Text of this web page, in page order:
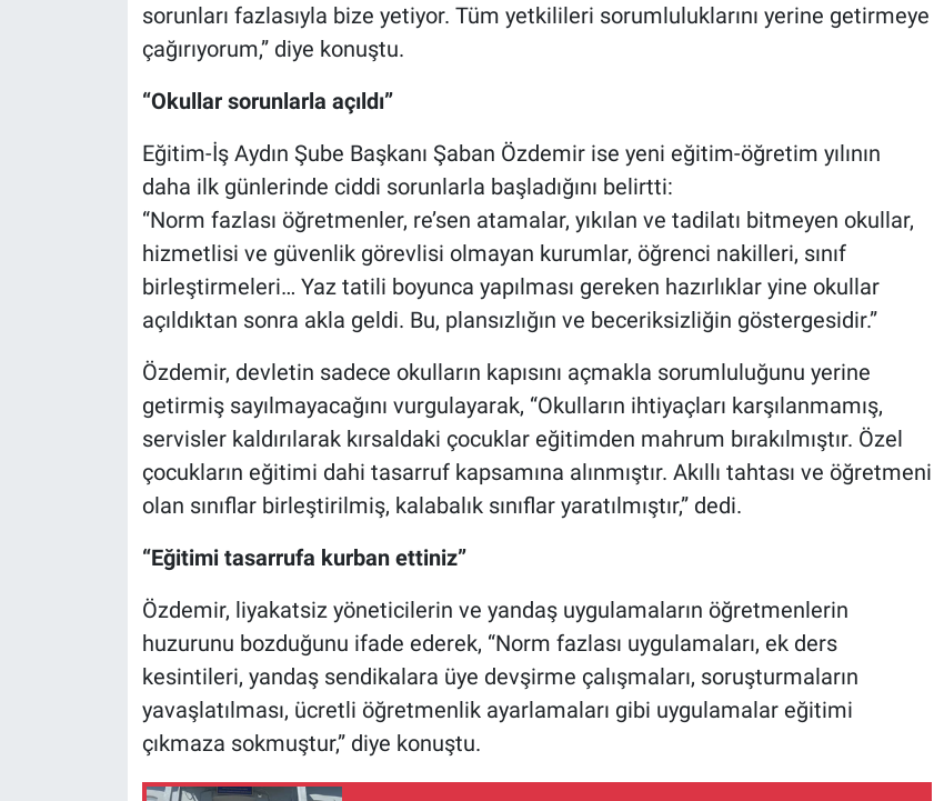
sorunları fazlasıyla bize yetiyor. Tüm yetkilileri sorumluluklarını yerine getirmeye
çağırıyorum,” diye konuştu.
“Okullar sorunlarla açıldı”
Eğitim-İş Aydın Şube Başkanı Şaban Özdemir ise yeni eğitim-öğretim yılının
daha ilk günlerinde ciddi sorunlarla başladığını belirtti:
“Norm fazlası öğretmenler, re’sen atamalar, yıkılan ve tadilatı bitmeyen okullar,
hizmetlisi ve güvenlik görevlisi olmayan kurumlar, öğrenci nakilleri, sınıf
birleştirmeleri… Yaz tatili boyunca yapılması gereken hazırlıklar yine okullar
açıldıktan sonra akla geldi. Bu, plansızlığın ve beceriksizliğin göstergesidir.”
Özdemir, devletin sadece okulların kapısını açmakla sorumluluğunu yerine
getirmiş sayılmayacağını vurgulayarak, “Okulların ihtiyaçları karşılanmamış,
servisler kaldırılarak kırsaldaki çocuklar eğitimden mahrum bırakılmıştır. Özel
çocukların eğitimi dahi tasarruf kapsamına alınmıştır. Akıllı tahtası ve öğretmeni
olan sınıflar birleştirilmiş, kalabalık sınıflar yaratılmıştır,” dedi.
“Eğitimi tasarrufa kurban ettiniz”
Özdemir, liyakatsiz yöneticilerin ve yandaş uygulamaların öğretmenlerin
huzurunu bozduğunu ifade ederek, “Norm fazlası uygulamaları, ek ders
kesintileri, yandaş sendikalara üye devşirme çalışmaları, soruşturmaların
yavaşlatılması, ücretli öğretmenlik ayarlamaları gibi uygulamalar eğitimi
çıkmaza sokmuştur,” diye konuştu.